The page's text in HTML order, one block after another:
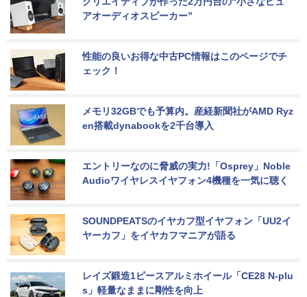
アオーディオスピーカー”
性能の良いお得な中古PC情報はこのページでチ
ェック！
メモリ32GBでも予算内。産経新聞社がAMD Ryz
en搭載dynabookを2千台導入
エントリーなのに脅威の実力!「Osprey」Noble
Audioワイヤレスイヤフォン4機種を一気に聴く
SOUNDPEATSのイヤカフ型イヤフォン「UU2イ
ヤーカフ」をイヤカフマニアが語る
レイズ鍛造1ピースアルミホイール「CE28 N-plu
s」軽量なままに剛性を向上